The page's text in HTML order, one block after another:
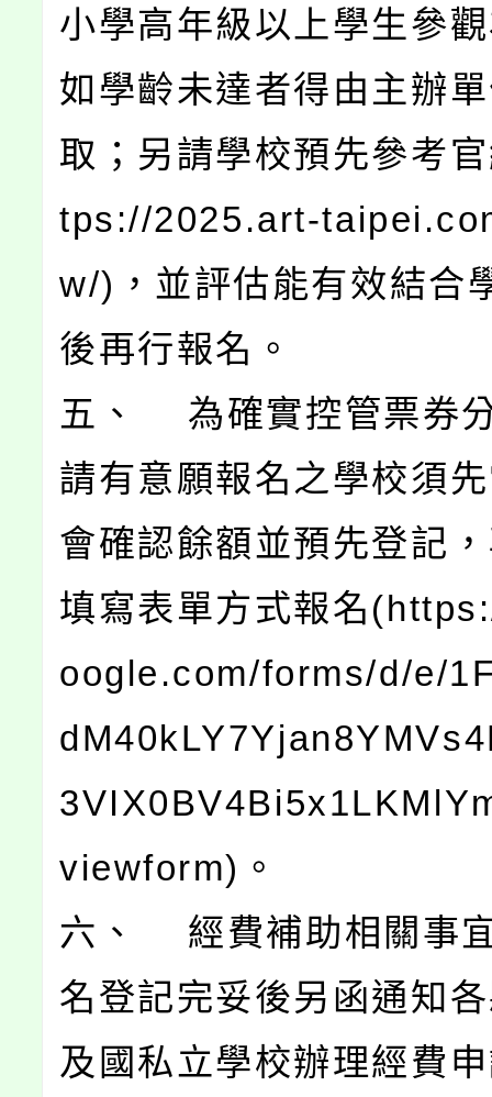
小學高年級以上學生參
如學齡未達者得由主辦
取；另請學校預先參考
tps://2025.art-
w/)，並評估能有效結合
後再行報名。
五、 為確實控管票券
請有意願報名之學校須
會確認餘額並預先登記
填寫表單方式報名
oogle.com/forms/d/e/
viewform)。
六、 經費補助相關事
名登記完妥後另函通知
及國私立學校辦理經費